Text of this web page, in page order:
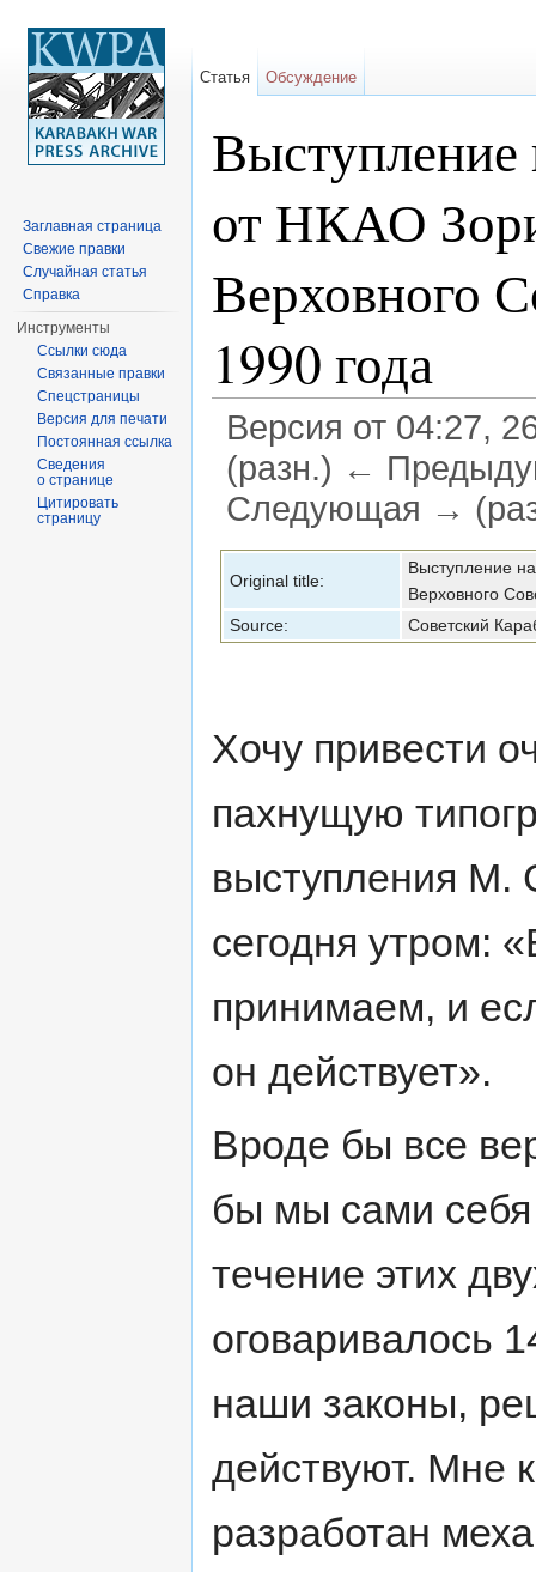
от НКАО
Верховного
1990 года
Версия от 04:27,
(разн.) ←
Следующая →
Original title:
Выступление
Верховного
Source:
Советский
Хочу привести
пахнущую
выступления М.
сегодня утром:
принимаем, и
он действует».
Вроде бы все
бы мы сами
течение этих
оговаривалось
наши законы,
действуют. Мне
разработан
Статья Обсуждение
Заглавная страница
Свежие правки
Случайная статья
Справка
Инструменты
Ссылки сюда
Связанные правки
Спецстраницы
Версия для печати
Постоянная ссылка
Сведения
о странице
Цитировать
страницу